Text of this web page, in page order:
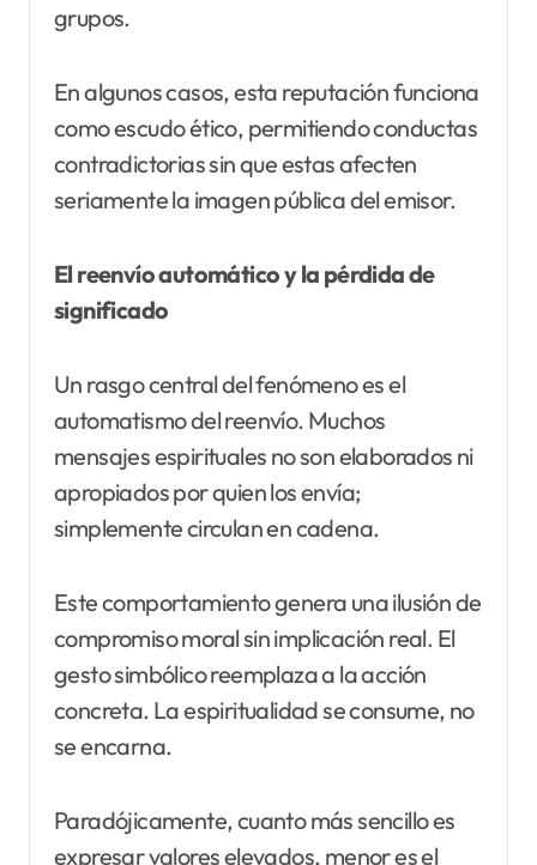
grupos.
En algunos casos, esta reputación funciona
como escudo ético, permitiendo conductas
contradictorias sin que estas afecten
seriamente la imagen pública del emisor.
El reenvío automático y la pérdida de
significado
Un rasgo central del fenómeno es el
automatismo del reenvío. Muchos
mensajes espirituales no son elaborados ni
apropiados por quien los envía;
simplemente circulan en cadena.
Este comportamiento genera una ilusión de
compromiso moral sin implicación real. El
gesto simbólico reemplaza a la acción
concreta. La espiritualidad se consume, no
se encarna.
Paradójicamente, cuanto más sencillo es
expresar valores elevados, menor es el